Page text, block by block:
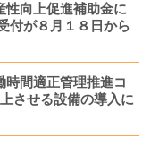
性向上促進補助金に
が８月１８日から
時間適正管理推進コ
させる設備の導入に